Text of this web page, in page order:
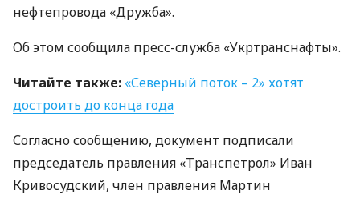
нефтепровода «Дружба».
Об этом сообщила пресс-служба «Укртранснафты».
Читайте также: «Северный поток – 2» хотят
достроить до конца года
Согласно сообщению, документ подписали
председатель правления «Транспетрол» Иван
Кривосудский, член правления Мартин